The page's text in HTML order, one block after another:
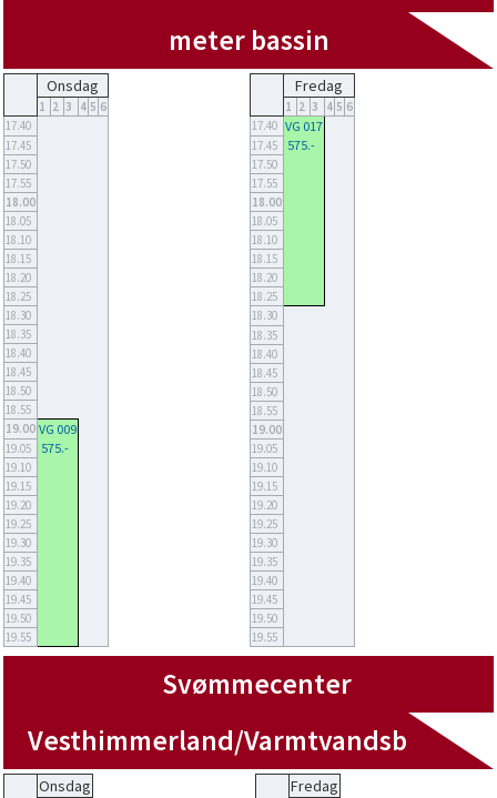
meter bassin
Onsdag
1 2 3 4 5 6
17.40
17.45
17.50
17.55
18.00
18.05
18.10
18.15
18.20
18.25
18.30
18.35
18.40
18.45
18.50
18.55
19.00 VG 009
19.05 575.-
19.10
19.15
19.20
19.25
19.30
19.35
19.40
19.45
19.50
19.55
Fredag
1 2 3 4 5 6
17.40 VG 017
17.45 575.-
17.50
17.55
18.00
18.05
18.10
18.15
18.20
18.25
18.30
18.35
18.40
18.45
18.50
18.55
19.00
19.05
19.10
19.15
19.20
19.25
19.30
19.35
19.40
19.45
19.50
19.55
Svømmecenter
Vesthimmerland/Varmtvandsbassin
Onsdag Fredag